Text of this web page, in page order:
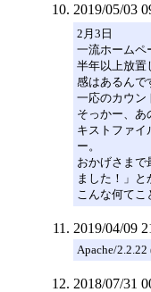
2019/05/03
2月3日
一流ホームペ
半年以上放置
感はあるんで
一応のカウン
そっかー、あ
キストファイ
ー。
おかげさまで
ました！」と
こんな何てこ
2019/04/09
Apache/2.2.22
2018/07/31